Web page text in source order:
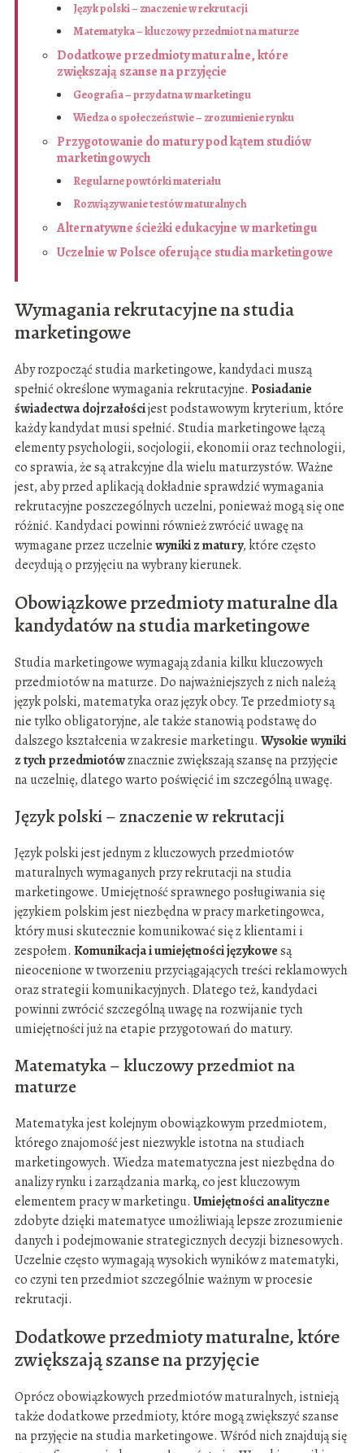
Język polski – znaczenie w rekrutacji
Matematyka – kluczowy przedmiot na maturze
Dodatkowe przedmioty maturalne, które
zwiększają szanse na przyjęcie
Geografia – przydatna w marketingu
Wiedza o społeczeństwie – zrozumienie rynku
Przygotowanie do matury pod kątem studiów
marketingowych
Regularne powtórki materiału
Rozwiązywanie testów maturalnych
Alternatywne ścieżki edukacyjne w marketingu
Uczelnie w Polsce oferujące studia marketingowe
Wymagania rekrutacyjne na studia
marketingowe
Aby rozpocząć studia marketingowe, kandydaci muszą
spełnić określone wymagania rekrutacyjne. Posiadanie
świadectwa dojrzałościjest podstawowym kryterium, które
każdy kandydat musi spełnić. Studia marketingowe łączą
elementy psychologii, socjologii, ekonomii oraz technologii,
co sprawia, że są atrakcyjne dla wielu maturzystów. Ważne
jest, aby przed aplikacją dokładnie sprawdzić wymagania
rekrutacyjne poszczególnych uczelni, ponieważ mogą się one
różnić. Kandydaci powinni również zwrócić uwagę na
wymagane przez uczelniewyniki z matury, które często
decydują o przyjęciu na wybrany kierunek.
Obowiązkowe przedmioty maturalne dla
kandydatów na studia marketingowe
Studia marketingowe wymagają zdania kilku kluczowych
przedmiotów na maturze. Do najważniejszych z nich należą
język polski, matematyka oraz język obcy. Te przedmioty są
nie tylko obligatoryjne, ale także stanowią podstawę do
dalszego kształcenia w zakresie marketingu. Wysokie wyniki
z tych przedmiotówznacznie zwiększają szansę na przyjęcie
na uczelnię, dlatego warto poświęcić im szczególną uwagę.
Język polski – znaczenie w rekrutacji
Język polski jest jednym z kluczowych przedmiotów
maturalnych wymaganych przy rekrutacji na studia
marketingowe. Umiejętność sprawnego posługiwania się
językiem polskim jest niezbędna w pracy marketingowca,
który musi skutecznie komunikować się z klientami i
zespołem. Komunikacja i umiejętności językowesą
nieocenione w tworzeniu przyciągających treści reklamowych
oraz strategii komunikacyjnych. Dlatego też, kandydaci
powinni zwrócić szczególną uwagę na rozwijanie tych
umiejętności już na etapie przygotowań do matury.
Matematyka – kluczowy przedmiot na
maturze
Matematyka jest kolejnym obowiązkowym przedmiotem,
którego znajomość jest niezwykle istotna na studiach
marketingowych. Wiedza matematyczna jest niezbędna do
analizy rynku i zarządzania marką, co jest kluczowym
elementem pracy w marketingu. Umiejętności analityczne
zdobyte dzięki matematyce umożliwiają lepsze zrozumienie
danych i podejmowanie strategicznych decyzji biznesowych.
Uczelnie często wymagają wysokich wyników z matematyki,
co czyni ten przedmiot szczególnie ważnym w procesie
rekrutacji.
Dodatkowe przedmioty maturalne, które
zwiększają szanse na przyjęcie
Oprócz obowiązkowych przedmiotów maturalnych, istnieją
także dodatkowe przedmioty, które mogą zwiększyć szanse
na przyjęcie na studia marketingowe. Wśród nich znajdują się